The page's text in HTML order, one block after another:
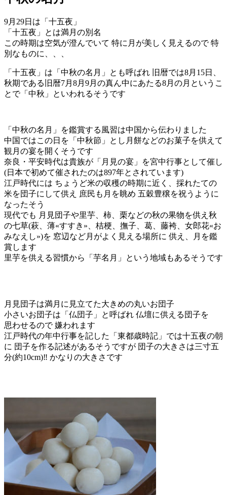
9月29日は「十五夜」
「十五夜」とは満月の別名
この時期は空気が澄んでいて 特に月が美しく見えるので 特
別なものに、、、
「十五夜」は「中秋の名月」とも呼ばれ 旧暦では8月15日、
秋期である旧暦7月8月9月の真ん中にあたる8月の月というこ
とで「中秋」といわれるそうです
「中秋の名月」を鑑賞する風習は中国から伝わりました
中国ではこの日を「中秋節」とし月餅などのお菓子を供えて
観月の宴を開くそうです
奈良・平安時代は貴族が「月見の宴」を宮中行事として催し
(日本で初めて催されたのは897年とされています)
江戸時代には ちょうど米の収穫の時期に近く、採れたての
米を団子にして供え 庶民も月を眺め 五穀豊穣を祝うように
なったそう
現代でも 月見団子や里芋、柿、栗などの秋の果物を供え秋
の七草(萩、薄«すすき»、桔梗、撫子、葛、藤袴、女郎花«お
みなえし»)を 窓辺など月がよく見える場所に 供え、月を鑑
賞します
里芋を供える習慣から「芋名月」という地域もあるそうです
月見団子は満月に見立てた大きめの丸いお団子
小さいお団子は「仏団子」と呼ばれ 仏壇に供える団子を
思わせるので 嫌われます
江戸時代の年中行事を記した「東都歳時記」では十五夜の朝
に 団子を作る記述があるそうですが 団子の大きさは三寸五
分(約10cm)‼️ かなりの大きさです